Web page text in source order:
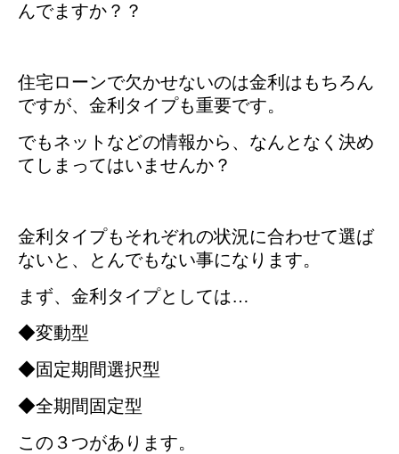
んでますか？？
住宅ローンで欠かせないのは金利はもちろん
ですが、金利タイプも重要です。
でもネットなどの情報から、なんとなく決め
てしまってはいませんか？
金利タイプもそれぞれの状況に合わせて選ば
ないと、とんでもない事になります。
まず、金利タイプとしては…
◆変動型
◆固定期間選択型
◆全期間固定型
この３つがあります。